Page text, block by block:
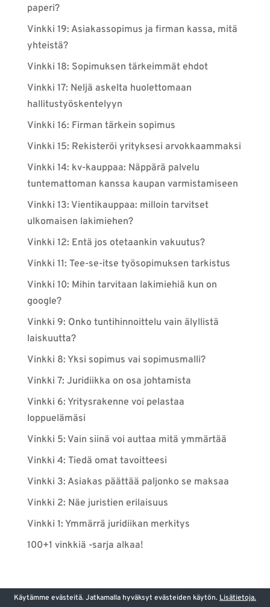
paperi?
Vinkki 19: Asiakassopimus ja firman kassa, mitä
yhteistä?
Vinkki 18: Sopimuksen tärkeimmät ehdot
Vinkki 17: Neljä askelta huolettomaan
hallitustyöskentelyyn
Vinkki 16: Firman tärkein sopimus
Vinkki 15: Rekisteröi yrityksesi arvokkaammaksi
Vinkki 14: kv-kauppaa: Näppärä palvelu
tuntemattoman kanssa kaupan varmistamiseen
Vinkki 13: Vientikauppaa: milloin tarvitset
ulkomaisen lakimiehen?
Vinkki 12: Entä jos otetaankin vakuutus?
Vinkki 11: Tee-se-itse työsopimuksen tarkistus
Vinkki 10: Mihin tarvitaan lakimiehiä kun on
google?
Vinkki 9: Onko tuntihinnoittelu vain älyllistä
laiskuutta?
Vinkki 8: Yksi sopimus vai sopimusmalli?
Vinkki 7: Juridiikka on osa johtamista
Vinkki 6: Yritysrakenne voi pelastaa
loppuelämäsi
Vinkki 5: Vain siinä voi auttaa mitä ymmärtää
Vinkki 4: Tiedä omat tavoitteesi
Vinkki 3: Asiakas päättää paljonko se maksaa
Vinkki 2: Näe juristien erilaisuus
Vinkki 1: Ymmärrä juridiikan merkitys
100+1 vinkkiä -sarja alkaa!
Käytämme evästeitä. Jatkamalla hyväksyt evästeiden käytön. Lisätietoja.